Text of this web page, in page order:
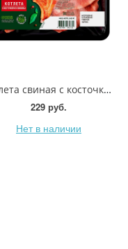
Котлета свиная с косточкой Агроэко 400г
229 руб.
Нет в наличии